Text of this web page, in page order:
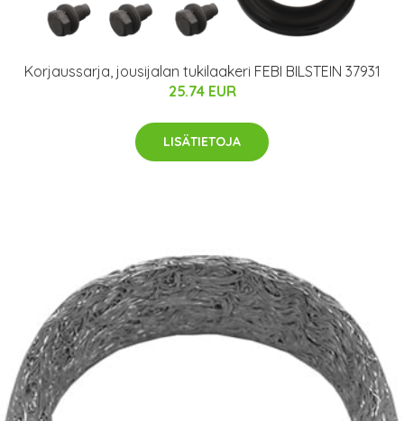
Korjaussarja, jousijalan tukilaakeri FEBI BILSTEIN 37931
25.74 EUR
LISÄTIETOJA